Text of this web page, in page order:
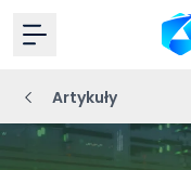
Artykuły